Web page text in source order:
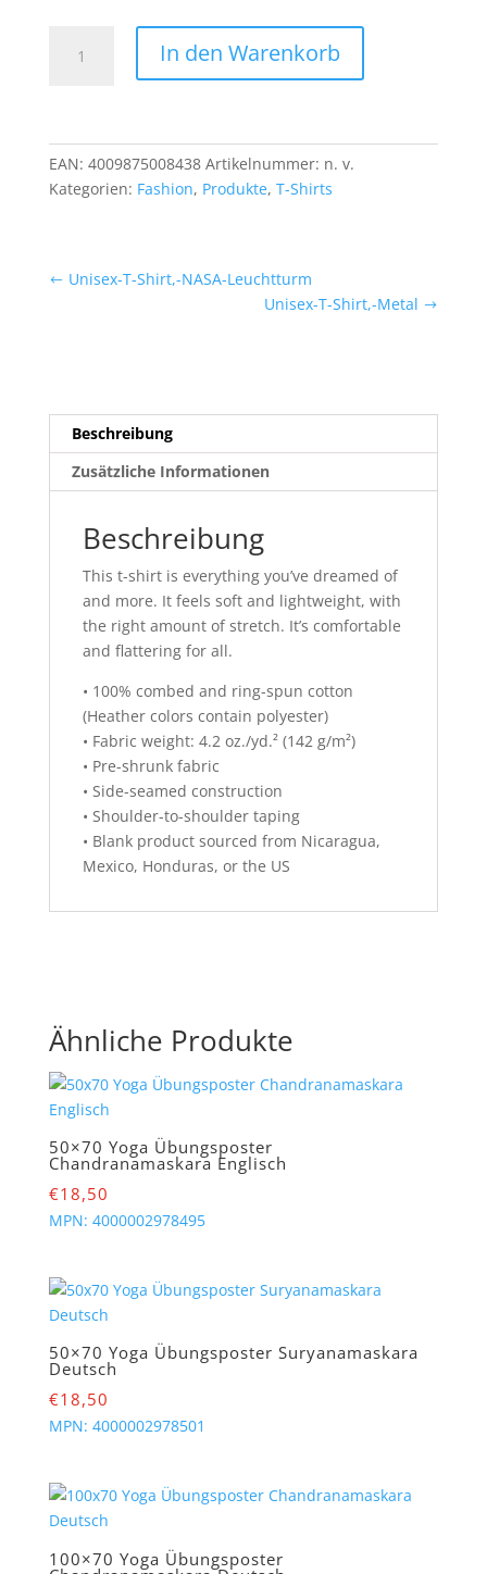
€32,27
Menge
In den Warenkorb
EAN: 4009875008438 Artikelnummer: n. v.
Kategorien: Fashion, Produkte, T-Shirts
Unisex-T-Shirt,-NASA-Leuchtturm
Unisex-T-Shirt,-Metal
Beschreibung
Zusätzliche Informationen
Beschreibung
This t-shirt is everything you’ve dreamed of
and more. It feels soft and lightweight, with
the right amount of stretch. It’s comfortable
and flattering for all.
• 100% combed and ring-spun cotton
(Heather colors contain polyester)
• Fabric weight: 4.2 oz./yd.² (142 g/m²)
• Pre-shrunk fabric
• Side-seamed construction
• Shoulder-to-shoulder taping
• Blank product sourced from Nicaragua,
Mexico, Honduras, or the US
Ähnliche Produkte
50×70 Yoga Übungsposter
Chandranamaskara Englisch
€18,50
MPN: 4000002978495
50×70 Yoga Übungsposter Suryanamaskara
Deutsch
€18,50
MPN: 4000002978501
100×70 Yoga Übungsposter